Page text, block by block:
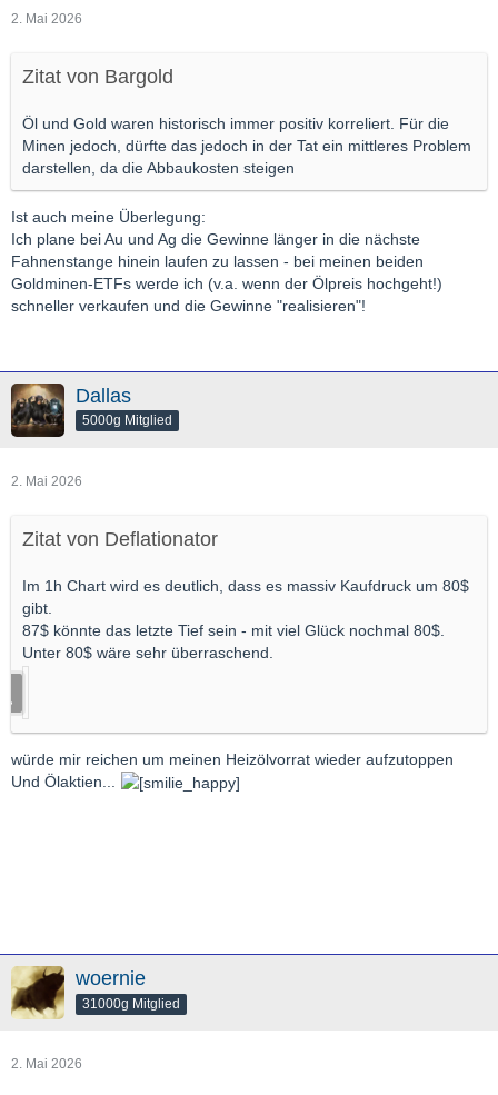
2. Mai 2026
Zitat von Bargold
Öl und Gold waren historisch immer positiv korreliert. Für die
Minen jedoch, dürfte das jedoch in der Tat ein mittleres Problem
darstellen, da die Abbaukosten steigen
Ist auch meine Überlegung:
Ich plane bei Au und Ag die Gewinne länger in die nächste
Fahnenstange hinein laufen zu lassen - bei meinen beiden
Goldminen-ETFs werde ich (v.a. wenn der Ölpreis hochgeht!)
schneller verkaufen und die Gewinne "realisieren"!
Dallas
5000g Mitglied
2. Mai 2026
Zitat von Deflationator
Im 1h Chart wird es deutlich, dass es massiv Kaufdruck um 80$
gibt.
87$ könnte das letzte Tief sein - mit viel Glück nochmal 80$.
Unter 80$ wäre sehr überraschend.
würde mir reichen um meinen Heizölvorrat wieder aufzutoppen
Und Ölaktien...
woernie
31000g Mitglied
2. Mai 2026